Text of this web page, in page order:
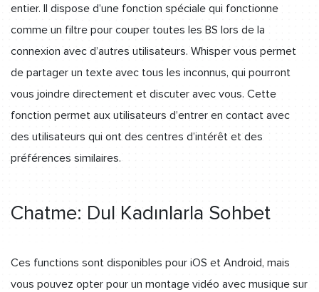
entier. Il dispose d’une fonction spéciale qui fonctionne
comme un filtre pour couper toutes les BS lors de la
connexion avec d’autres utilisateurs. Whisper vous permet
de partager un texte avec tous les inconnus, qui pourront
vous joindre directement et discuter avec vous. Cette
fonction permet aux utilisateurs d’entrer en contact avec
des utilisateurs qui ont des centres d’intérêt et des
préférences similaires.
Chatme: Dul Kadınlarla Sohbet
Ces functions sont disponibles pour iOS et Android, mais
vous pouvez opter pour un montage vidéo avec musique sur